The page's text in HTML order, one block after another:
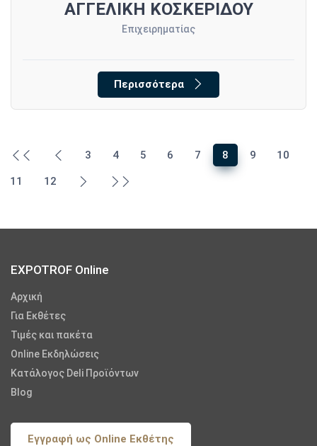
ΑΓΓΕΛΙΚΗ ΚΟΣΚΕΡΙΔΟΥ
Επιχειρηματίας
Περισσότερα
3 4 5 6 7 8 9 10
11 12
EXPOTROF Online
Αρχική
Για Εκθέτες
Τιμές και πακέτα
Online Εκδηλώσεις
Κατάλογος Deli Προϊόντων
Blog
Εγγραφή ως Online Εκθέτης